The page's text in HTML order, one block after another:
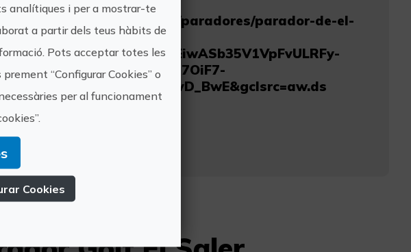
https://www.parador.es/es/paradores/parador-de-el-
16A0ja7IsKqCVrxoCOUoQAvD_BwE&gclsrc=aw.ds
saler@parador.es
683264258
analítiques i per a mostrar-te
a partir dels teus hàbits de
Pots acceptar totes les
“Configurar Cookies” o
per al funcionament
Cookies